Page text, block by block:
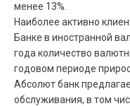
менее 13%.
Наиболее активно
Банке в иностранной
года количество
годовом периоде
Абсолют банк
обслуживания, в том